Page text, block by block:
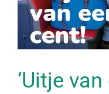
‘Uitje